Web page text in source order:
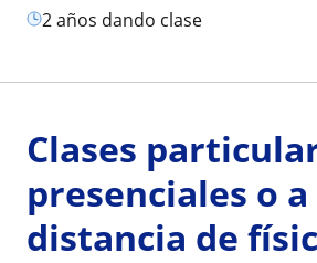
2 años dando clase
Clases
presenciales o a
distancia de